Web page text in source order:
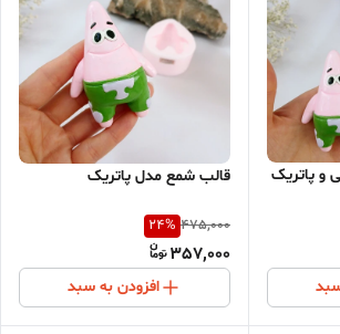
و پاتریک
قالب شمع مدل پاتریک
475,000
24%
357,000
افزودن به سبد